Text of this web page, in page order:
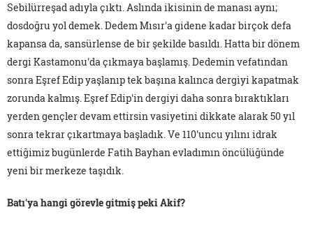
Sebilürreşad adıyla çıktı. Aslında ikisinin de manası aynı;
dosdoğru yol demek. Dedem Mısır'a gidene kadar birçok defa
kapansa da, sansürlense de bir şekilde basıldı. Hatta bir dönem
dergi Kastamonu'da çıkmaya başlamış. Dedemin vefatından
sonra Eşref Edip yaşlanıp tek başına kalınca dergiyi kapatmak
zorunda kalmış. Eşref Edip'in dergiyi daha sonra bıraktıkları
yerden gençler devam ettirsin vasiyetini dikkate alarak 50 yıl
sonra tekrar çıkartmaya başladık. Ve 110'uncu yılını idrak
ettiğimiz bugünlerde Fatih Bayhan evladımın öncülüğünde
yeni bir merkeze taşıdık.
Batı'ya hangi görevle gitmiş peki Akif?